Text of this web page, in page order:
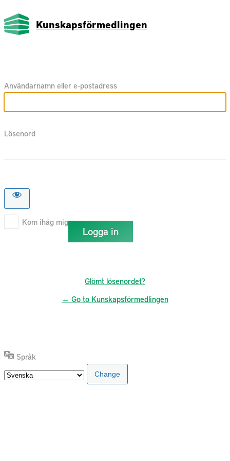
Kunskapsförmedlingen
Användarnamn eller e-postadress
Lösenord
Kom ihåg mig
Glömt lösenordet?
← Go to Kunskapsförmedlingen
Språk